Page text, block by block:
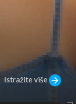
Istražite više